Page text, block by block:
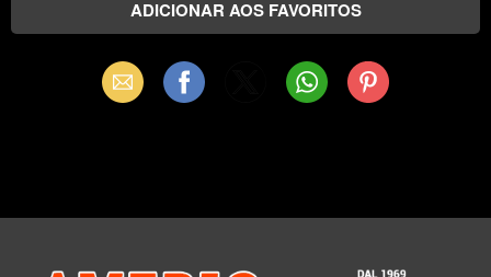
Email Facebook WhatsAppPinterest